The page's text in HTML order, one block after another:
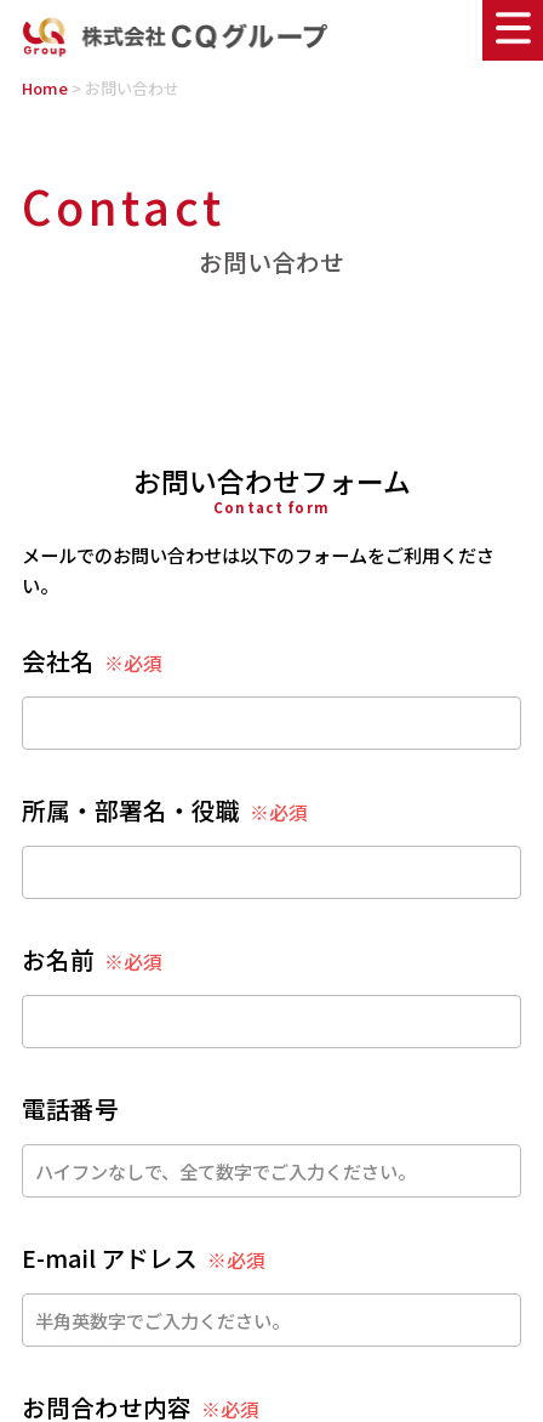
Home> お問い合わせ
Contact
お問い合わせ
お問い合わせフォーム
Contact form
メールでのお問い合わせは以下のフォームをご利用くださ
い。
会社名 ※必須
所属・部署名・役職 ※必須
お名前 ※必須
電話番号
E-mail アドレス ※必須
お問合わせ内容 ※必須